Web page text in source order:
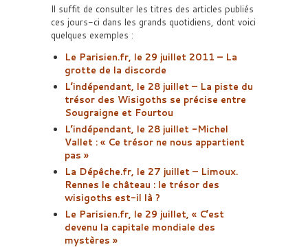
Il suffit de consulter les titres des articles publiés
ces jours-ci dans les grands quotidiens, dont voici
quelques exemples :
Le Parisien.fr, le 29 juillet 2011 – La
grotte de la discorde
L’indépendant, le 28 juillet – La piste du
trésor des Wisigoths se précise entre
Sougraigne et Fourtou
L’indépendant, le 28 juillet -Michel
Vallet : « Ce trésor ne nous appartient
pas »
La Dépêche.fr, le 27 juillet – Limoux.
Rennes le château : le trésor des
wisigoths est-il là ?
Le Parisien.fr, le 29 juillet, « C’est
devenu la capitale mondiale des
mystères »